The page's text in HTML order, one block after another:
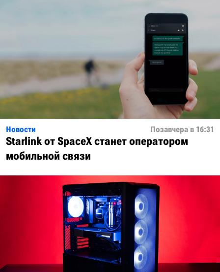
Новости Позавчера в 16:31
Starlink от SpaceX станет оператором
мобильной связи